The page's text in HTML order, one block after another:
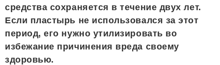
средства сохраняется в течение двух лет.
Если пластырь не использовался за этот
период, его нужно утилизировать во
избежание причинения вреда своему
здоровью.